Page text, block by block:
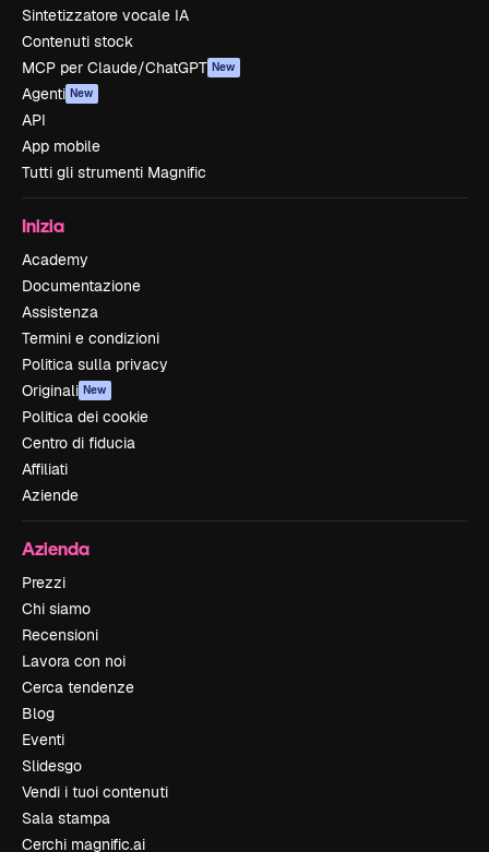
Sintetizzatore vocale IA
Contenuti stock
MCP per Claude/ChatGPT New
Agenti New
API
App mobile
Tutti gli strumenti Magnific
Inizia
Academy
Documentazione
Assistenza
Termini e condizioni
Politica sulla privacy
Originali New
Politica dei cookie
Centro di fiducia
Affiliati
Aziende
Azienda
Prezzi
Chi siamo
Recensioni
Lavora con noi
Cerca tendenze
Blog
Eventi
Slidesgo
Vendi i tuoi contenuti
Sala stampa
Cerchi magnific.ai